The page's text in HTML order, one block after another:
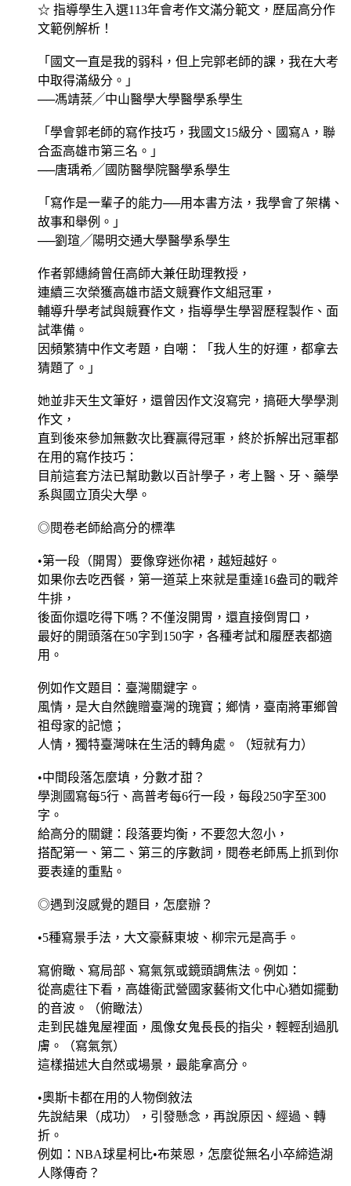
☆ 指導學生入選113年會考作文滿分範文，歷屆高分作
文範例解析！
「國文一直是我的弱科，但上完郭老師的課，我在大考
中取得滿級分。」
──馮靖棻╱中山醫學大學醫學系學生
「學會郭老師的寫作技巧，我國文15級分、國寫A，聯
合盃高雄市第三名。」
──唐瑀希╱國防醫學院醫學系學生
「寫作是一輩子的能力──用本書方法，我學會了架構、
故事和舉例。」
──劉瑄╱陽明交通大學醫學系學生
作者郭繐綺曾任高師大兼任助理教授，
連續三次榮獲高雄市語文競賽作文組冠軍，
輔導升學考試與競賽作文，指導學生學習歷程製作、面
試準備。
因頻繁猜中作文考題，自嘲：「我人生的好運，都拿去
猜題了。」
她並非天生文筆好，還曾因作文沒寫完，搞砸大學學測
作文，
直到後來參加無數次比賽贏得冠軍，終於拆解出冠軍都
在用的寫作技巧：
目前這套方法已幫助數以百計學子，考上醫、牙、藥學
系與國立頂尖大學。
◎閱卷老師給高分的標準
•第一段（開胃）要像穿迷你裙，越短越好。
如果你去吃西餐，第一道菜上來就是重達16盎司的戰斧
牛排，
後面你還吃得下嗎？不僅沒開胃，還直接倒胃口，
最好的開頭落在50字到150字，各種考試和履歷表都適
用。
例如作文題目：臺灣關鍵字。
風情，是大自然餽贈臺灣的瑰寶；鄉情，臺南將軍鄉曾
祖母家的記憶；
人情，獨特臺灣味在生活的轉角處。（短就有力）
•中間段落怎麼填，分數才甜？
學測國寫每5行、高普考每6行一段，每段250字至300
字。
給高分的關鍵：段落要均衡，不要忽大忽小，
搭配第一、第二、第三的序數詞，閱卷老師馬上抓到你
要表達的重點。
◎遇到沒感覺的題目，怎麼辦？
•5種寫景手法，大文豪蘇東坡、柳宗元是高手。
寫俯瞰、寫局部、寫氣氛或鏡頭調焦法。例如：
從高處往下看，高雄衛武營國家藝術文化中心猶如擺動
的音波。（俯瞰法）
走到民雄鬼屋裡面，風像女鬼長長的指尖，輕輕刮過肌
膚。（寫氣氛）
這樣描述大自然或場景，最能拿高分。
•奧斯卡都在用的人物倒敘法
先說結果（成功），引發懸念，再說原因、經過、轉
折。
例如：NBA球星柯比•布萊恩，怎麼從無名小卒締造湖
人隊傳奇？